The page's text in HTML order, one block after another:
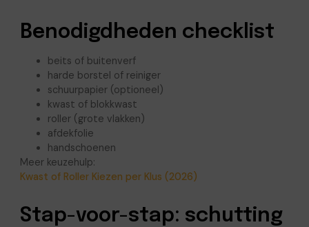
Benodigdheden checklist
beits of buitenverf
harde borstel of reiniger
schuurpapier (optioneel)
kwast of blokkwast
roller (grote vlakken)
afdekfolie
handschoenen
Meer keuzehulp:
Kwast of Roller Kiezen per Klus (2026)
Stap-voor-stap: schutting